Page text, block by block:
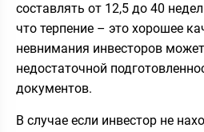
составлять от 12,5 до 40
что терпение – это хорошее
невнимания инвесторов
недостаточной
документов.
В случае если инвестор не